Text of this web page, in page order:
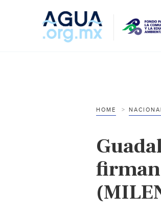
HOME